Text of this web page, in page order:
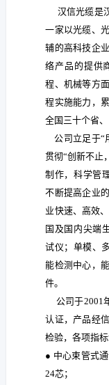
汉信光缆是
一家以光缆、
辅的高科技企
络产品的提供
程、机械等方
程实施能力，
全国三十个省
公司立足于“
贯彻“创新不止
制作，科学管
不断提高企业
业快速、高效
国及国内尖端
试仪；单模、
能检测中心，
件。
公司于2001
认证，产品经
检验，各项指
● 中心束管式
24芯；